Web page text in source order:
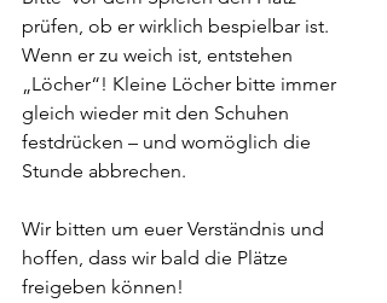
prüfen, ob er wirklich bespielbar ist.
Wenn er zu weich ist, entstehen
„Löcher“! Kleine Löcher bitte immer
gleich wieder mit den Schuhen
festdrücken – und womöglich die
Stunde abbrechen.
Wir bitten um euer Verständnis und
hoffen, dass wir bald die Plätze
freigeben können!